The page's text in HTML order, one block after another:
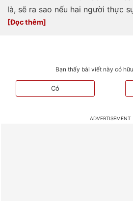
là, sẽ ra sao nếu hai người thực
Bạn thấy bài viết này có
Có